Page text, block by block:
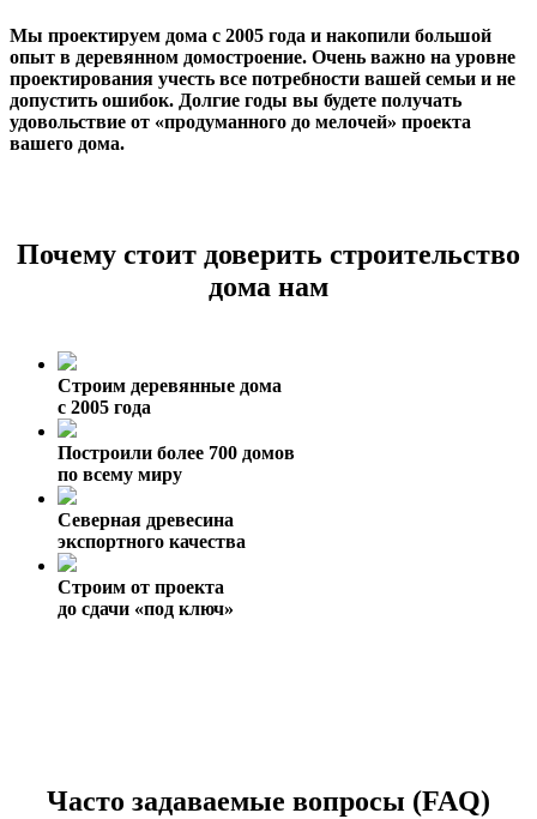
Мы проектируем дома с 2005 года и накопили большой
опыт в деревянном домостроение. Очень важно на уровне
проектирования учесть все потребности вашей семьи и не
допустить ошибок. Долгие годы вы будете получать
удовольствие от «продуманного до мелочей» проекта
вашего дома.
Почему стоит доверить строительство
дома нам
Строим деревянные дома
с 2005 года
Построили более 700 домов
по всему миру
Северная древесина
экспортного качества
Строим от проекта
до сдачи «под ключ»
Часто задаваемые вопросы (FAQ)